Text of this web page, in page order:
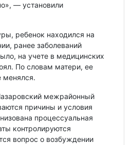
— установили
ребенок находился на
ранее заболеваний
на учете в медицинских
По словам матери, ее
менялся.
межрайонный
причины и условия
процессуальная
контролируются
вопрос о возбуждении